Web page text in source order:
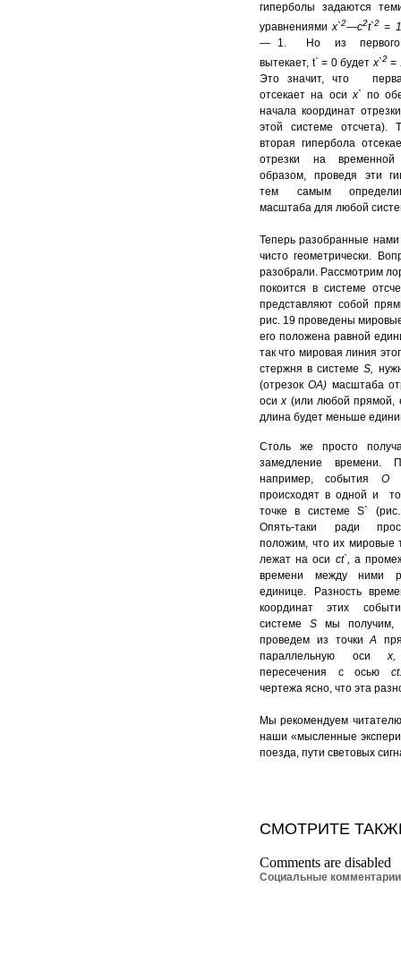
гиперболы задаются
уравнениямих`2—c2t`2 = 1
— 1. Но из первого
вытекает, t` = 0 будетх`2 =
Это значит, что
отсекает на осих` по
начала координат
этой системе отсчета).
вторая гипербола
отрезки на
образом, проведя эти
тем самым
масштаба для любой
Теперь разобранные
чисто геометрически.
разобрали. Рассмотрим
покоится в системе
представляют собой
рис. 19 проведены
его положена равной
так что мировая линия
стержня в системеS,
(отрезокОА) масштаба
осих (или любой прямой,
длина будет меньше
Столь же просто
замедление времени.
например, события О
происходят в одной и
точке в системе S`
Опять-таки ради
положим, что их мировые
лежат на оси ct`, а
времени между ними
единице. Разность
координат этих
системе S
мы получим,
проведем из точкиА
параллельную осих,
пересечения с осью ct
чертежа ясно, что эта
Мы рекомендуем
наши «мысленные
поезда, пути световых
СМОТРИТЕ
Comments are disabled
Социальные